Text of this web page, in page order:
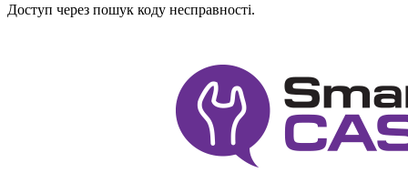
Доступ через пошук коду несправності.